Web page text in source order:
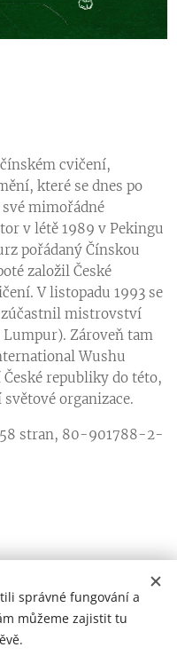
cvičení,
které se dnes po
mimořádné
v létě 1989 v Pekingu
pořádaný Čínskou
založil České
V listopadu 1993 se
zúčastnil mistrovství
Zároveň tam
Wushu
republiky do této,
organizace.
stran, 80-901788-2-
správné fungování a
můžeme zajistit tu